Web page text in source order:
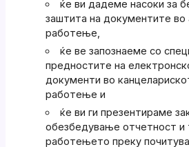
ќе ви дадеме насоки за
заштита на документите во
работење,
ќе ве запознаеме со
предностите на
документи во
работење и
ќе ви ги презентираме
обезбедување отчетност и
работењето преку